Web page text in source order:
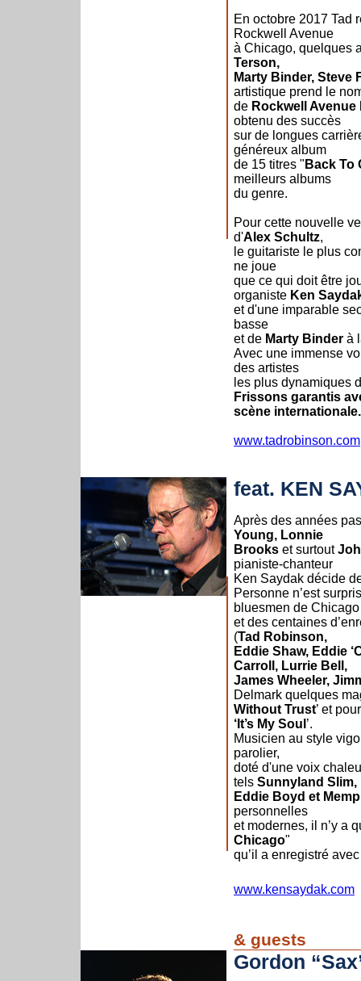
En octobre 2017 Tad
Rockwell Avenue
à Chicago, quelques
Terson,
Marty Binder, Steve
artistique prend le
de Rockwell
obtenu des succès
sur de longues
généreux album
de 15 titres " Back To
meilleurs albums
du genre.
Pour cette nouvelle
d'Alex Schultz,
le guitariste le plus
ne joue
que ce qui doit être
organiste Ken
et d'une imparable
basse
et de Marty Binder à
Avec une immense
des artistes
les plus dynamiques
Frissons garantis
scène internationale.
www.tadrobinson.com
feat. KEN
Après des années
Young, Lonnie
Brooks et surtout
pianiste-chanteur
Ken Saydak décide
Personne n’est
bluesmen de Chicago
et des centaines
(Tad Robinson,
Eddie Shaw, Eddie
Carroll, Lurrie Bell,
James Wheeler,
Delmark quelques
Without Trust’ et
‘It’s My Soul ’.
Musicien au style
parolier,
doté d'une voix
tels Sunnyland Slim,
Eddie Boyd et
personnelles
et modernes, il n’y a
Chicago"
qu’il a enregistré
www.kensaydak.com
& guests
Gordon